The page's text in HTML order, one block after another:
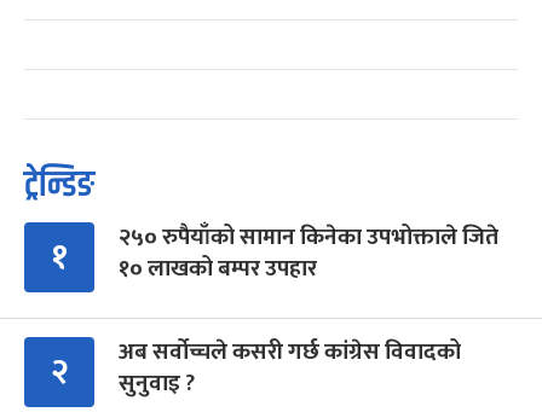
ट्रेन्डिङ
१
२५० रुपैयाँको सामान किनेका उपभोक्ताले जिते
१० लाखको बम्पर उपहार
२
अब सर्वोच्चले कसरी गर्छ कांग्रेस विवादको
सुनुवाइ ?